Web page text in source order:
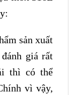
sản xuất
giá rất
thì có thể
vì vậy,